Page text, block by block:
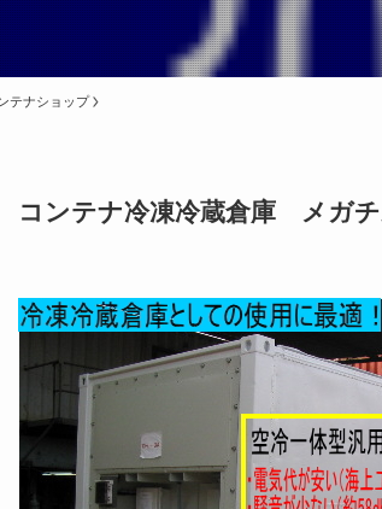
テナショップ
コンテナ冷凍冷蔵倉庫 メガ